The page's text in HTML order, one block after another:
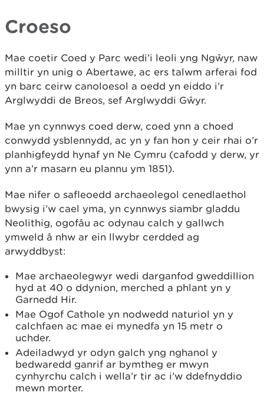
Croeso
Mae coetir Coed y Parc wedi’i leoli yng Ngŵyr, naw
milltir yn unig o Abertawe, ac ers talwm arferai fod
yn barc ceirw canoloesol a oedd yn eiddo i’r
Arglwyddi de Breos, sef Arglwyddi Gŵyr.
Mae yn cynnwys coed derw, coed ynn a choed
conwydd ysblennydd, ac yn y fan hon y ceir rhai o’r
planhigfeydd hynaf yn Ne Cymru (cafodd y derw, yr
ynn a’r masarn eu plannu ym 1851).
Mae nifer o safleoedd archaeolegol cenedlaethol
bwysig i’w cael yma, yn cynnwys siambr gladdu
Neolithig, ogofâu ac odynau calch y gallwch
ymweld â nhw ar ein llwybr cerdded ag
arwyddbyst:
Mae archaeolegwyr wedi darganfod gweddillion
hyd at 40 o ddynion, merched a phlant yn y
Garnedd Hir.
Mae Ogof Cathole yn nodwedd naturiol yn y
calchfaen ac mae ei mynedfa yn 15 metr o
uchder.
Adeiladwyd yr odyn galch yng nghanol y
bedwaredd ganrif ar bymtheg er mwyn
cynhyrchu calch i wella’r tir ac i’w ddefnyddio
mewn morter.